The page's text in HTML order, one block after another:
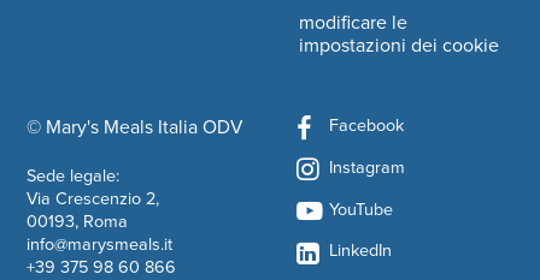
© Mary's Meals Italia ODVcompany information
Sede legale:
Via Crescenzio 2,
00193, Roma
info@marysmeals.it
+39 375 98 60 866
modificare le
impostazioni dei cookie
Facebook
Instagram
YouTube
LinkedIn